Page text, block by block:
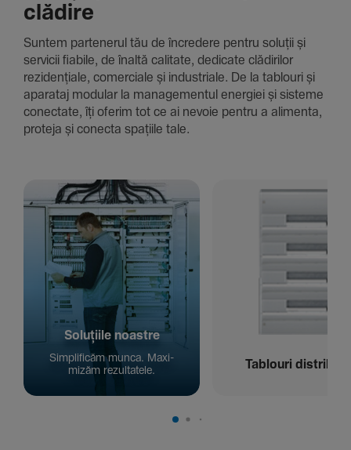
clădire
Suntem parte­nerul tău de încre­dere pentru soluții și
servicii fiabile, de înaltă cali­tate, dedi­cate clădi­rilor
rezi­den­țiale, comer­ciale și indus­triale. De la tablouri și
aparataj modular la managementul energiei și sisteme
conec­tate, îți oferim tot ce ai nevoie pentru a alimenta,
proteja și conecta spațiile tale.
Solu­țiile noastre
Simpli­ficăm munca. Maxi­
mizăm rezul­ta­tele.
Tablouri